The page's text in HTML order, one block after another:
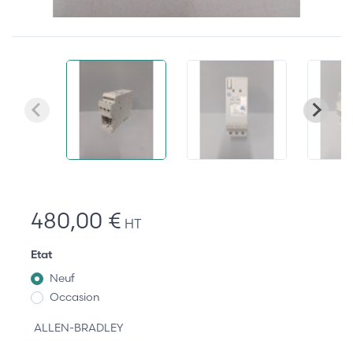
480,00 € HT
Etat
Neuf
Occasion
ALLEN-BRADLEY